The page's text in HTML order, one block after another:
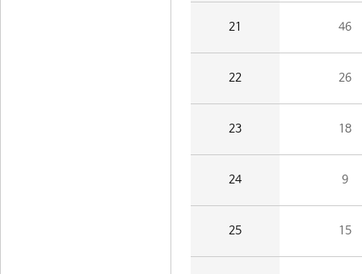
21 46
22 26
23 18
24 9
25 15